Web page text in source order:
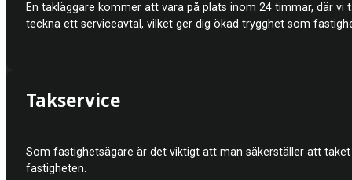
En takläggare kommer att vara på plats inom 24 timmar, där
teckna ett serviceavtal, vilket ger dig ökad trygghet som
Takservice
Som fastighetsägare är det viktigt att man säkerställer att
fastigheten.